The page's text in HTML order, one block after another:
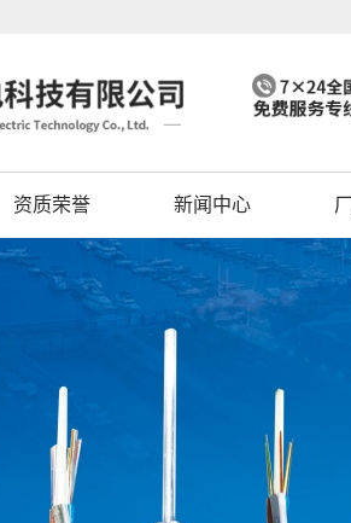
资质荣誉 新闻中心
公司动态
行业资讯